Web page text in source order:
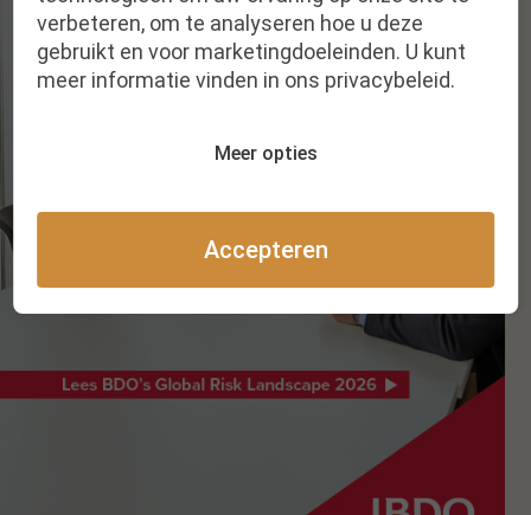
verbeteren, om te analyseren hoe u deze
gebruikt en voor marketingdoeleinden. U kunt
meer informatie vinden in ons privacybeleid.
Meer opties
Accepteren